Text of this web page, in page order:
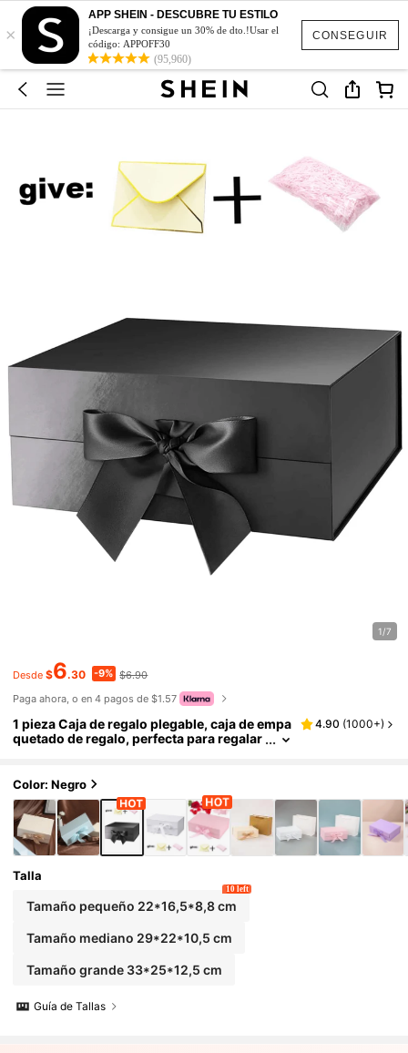
CONSEGUIR
×
APP SHEIN - DESCUBRE TU ESTILO
¡Descarga y consigue un 30% de dto.!Usar el
código: APPOFF30
(95,960)
1/7
Desde $6.30 -9% $6.90
Paga ahora, o en 4 pagos de $1.57
1 pieza Caja de regalo plegable, caja de empa
quetado de regalo, perfecta para regalar
4.90 (1000+)
Color: Negro
Talla
Tamaño pequeño 22*16,5*8,8 cm
10 left
Tamaño mediano 29*22*10,5 cm
Tamaño grande 33*25*12,5 cm
Guía de Tallas